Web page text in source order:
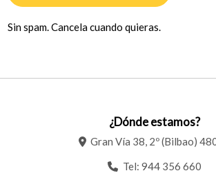
Sin spam. Cancela cuando quieras.
¿Dónde estamos?
Gran Vía 38, 2º (Bilbao)
Tel: 944 356 660